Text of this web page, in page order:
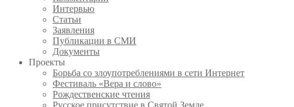
Интервью
Статьи
Заявления
Публикации в СМИ
Документы
Проекты
Борьба со злоупотреблениями в сети Интернет
Фестиваль «Вера и слово»
Рождественские чтения
Русское присутствие в Святой Земле